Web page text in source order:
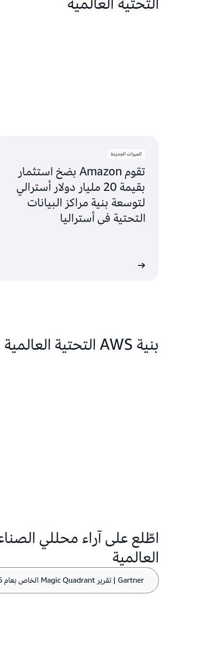
الميزات الجديدة
تقوم Amazon بضخ استثمار
بقيمة 20 مليار دولار أسترالي
لتوسعة بنية مراكز البيانات
التحتية في أستراليا
بنية AWS التحتية العالمية
العالمية
Gartner | تقرير Magic Quadrant الخاص بعام 2025 لخدمات المنصة السحابية الاستراتيجية